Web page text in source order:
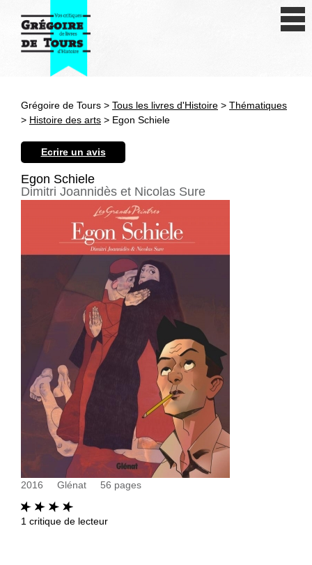
Antiquité
Révolution et XIXe siècle
XXe siècle
Autres civilisations
Thématiques
Grégoire de Tours > Tous les livres d'Histoire > Thématiques
> Histoire des arts > Egon Schiele
Ecrire un avis
Egon Schiele
Dimitri Joannidès et Nicolas Sure
2016 Glénat 56 pages
1 critique de lecteur